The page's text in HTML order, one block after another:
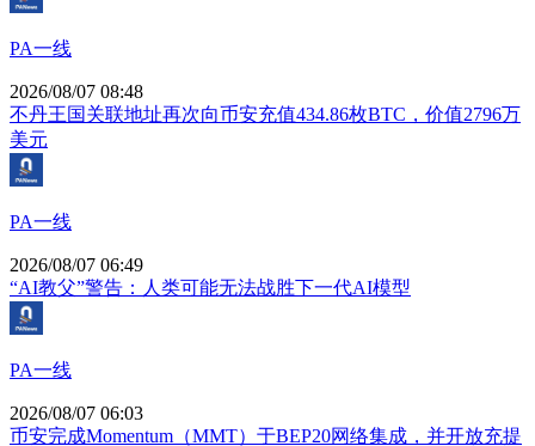
PA一线
2026/08/07 08:48
不丹王国关联地址再次向币安充值434.86枚BTC，价值2796万
美元
PA一线
2026/08/07 06:49
“AI教父”警告：人类可能无法战胜下一代AI模型
PA一线
2026/08/07 06:03
币安完成Momentum（MMT）于BEP20网络集成，并开放充提